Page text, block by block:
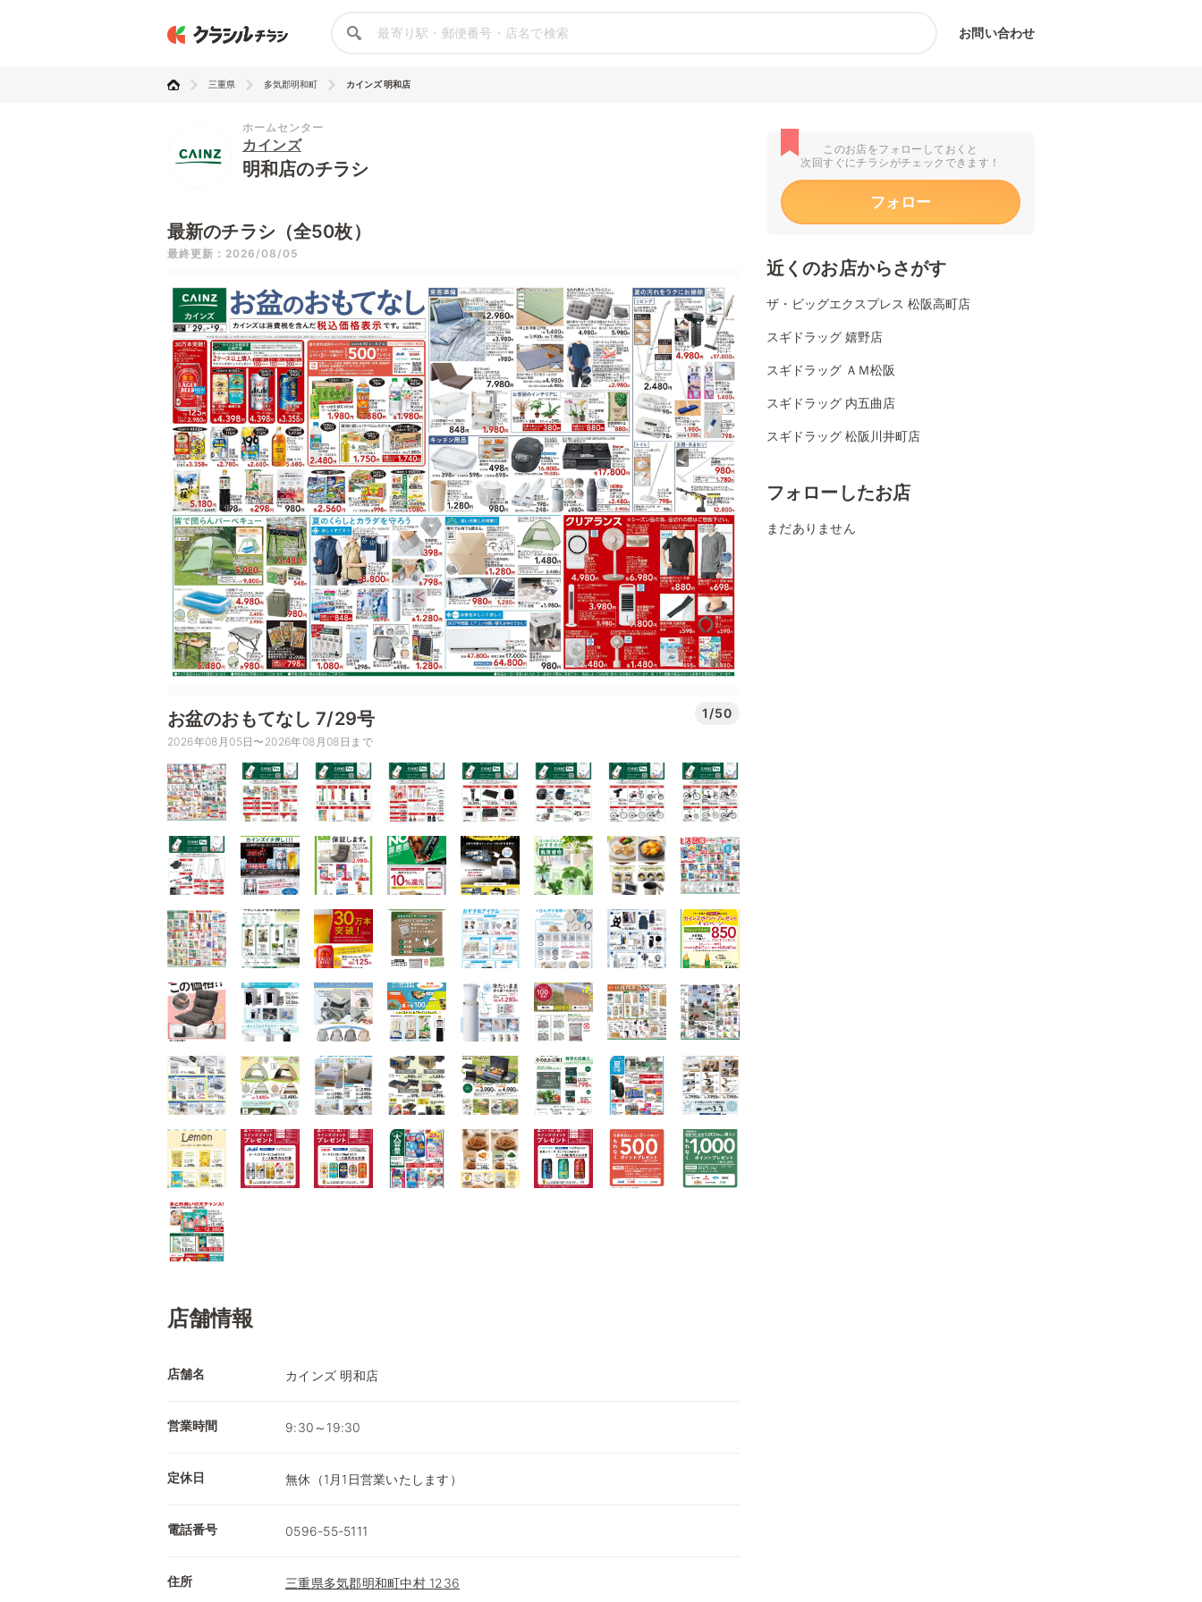
お問い合わせ
三重県 多気郡明和町 カインズ 明和店
ホームセンター
カインズ
明和店のチラシ
最新のチラシ（全50枚）
最終更新：2026/08/05
お盆のおもてなし 7/29号 1/50
2026年08月05日〜2026年08月08日まで
店舗情報
店舗名 カインズ 明和店
営業時間 9:30～19:30
定休日 無休（1月1日営業いたします）
電話番号 0596-55-5111
住所 三重県多気郡明和町中村 1236
このお店をフォローしておくと
次回すぐにチラシがチェックできます！
フォロー
近くのお店からさがす
ザ・ビッグエクスプレス 松阪高町店
スギドラッグ 嬉野店
スギドラッグ ＡＭ松阪
スギドラッグ 内五曲店
スギドラッグ 松阪川井町店
フォローしたお店
まだありません